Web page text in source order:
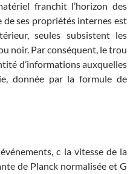
franchit l’horizon des
ses propriétés internes est
seules subsistent les
noir. Par conséquent, le trou
d’informations auxquelles
donnée par la formule de
c la vitesse de la
de Planck normalisée et G